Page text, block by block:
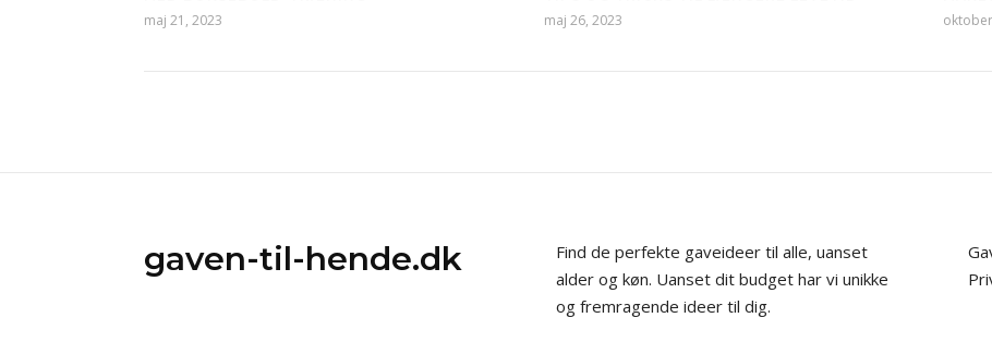
maj 21, 2023 maj 26, 2023
gaven-til-hende.dk
Find de perfekte gaveideer til alle, uanset
alder og køn. Uanset dit budget har vi unikke
og fremragende ideer til dig.